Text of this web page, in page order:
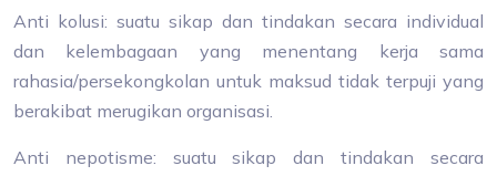
Anti kolusi: suatu sikap dan tindakan secara individual
dan kelembagaan yang menentang kerja sama
rahasia/persekongkolan untuk maksud tidak terpuji yang
berakibat merugikan organisasi.
Anti nepotisme: suatu sikap dan tindakan secara